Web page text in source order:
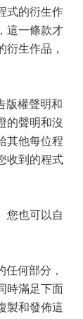
式的衍生作
這一條款才
生作品，
版權聲明和
的聲明和沒
其他每位程
收到的程式
您也可以自
何部分，
時滿足下面
製和發佈這